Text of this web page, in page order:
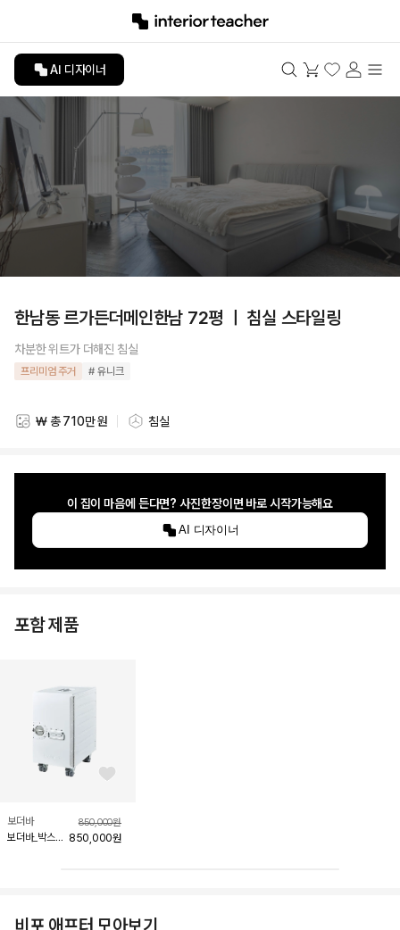
AI 디자이너
한남동 르가든더메인한남 72평 ㅣ 침실 스타일링
차분한 위트가 더해진 침실
프리미엄 주거 # 유니크
스타일링 비용
₩ 총 710만 원 스타일링 공간
침실
이 집이 마음에 든다면? 사진한장이면 바로 시작가능해요
AI 디자이너
포함 제품
좋아요 버튼
보더바
보더바_박스
850,000원
850,000원
비포 애프터 모아보기